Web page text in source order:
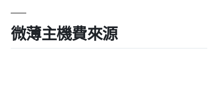
微薄主機費來源